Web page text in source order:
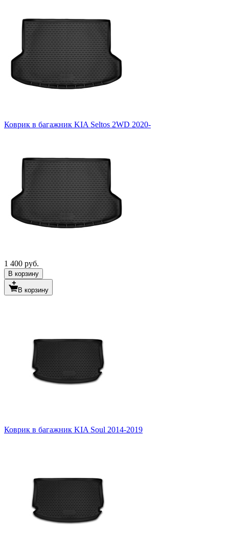
Коврик в багажник KIA Seltos 2WD 2020-
1 400 руб.
В корзину
В корзину
Коврик в багажник KIA Soul 2014-2019